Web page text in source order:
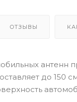
ОТЗЫВЫ
антенн
до